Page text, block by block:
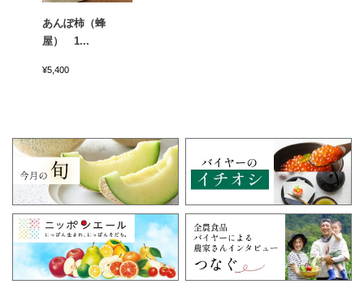
あんぽ柿（蜂
屋） 1...
¥5,400